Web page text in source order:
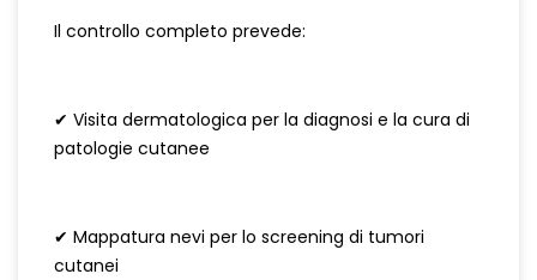
Il controllo completo prevede:
✔ Visita dermatologica per la diagnosi e la cura di
patologie cutanee
✔ Mappatura nevi per lo screening di tumori
cutanei